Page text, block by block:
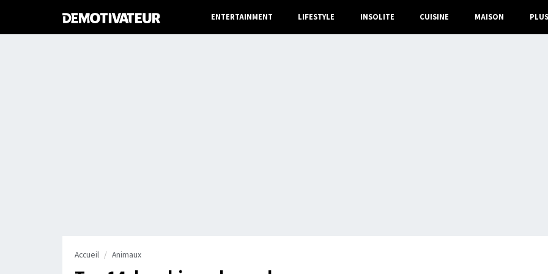
ENTERTAINMENT LIFESTYLE INSOLITE CUISINE MAISON PLUS
Accueil Animaux